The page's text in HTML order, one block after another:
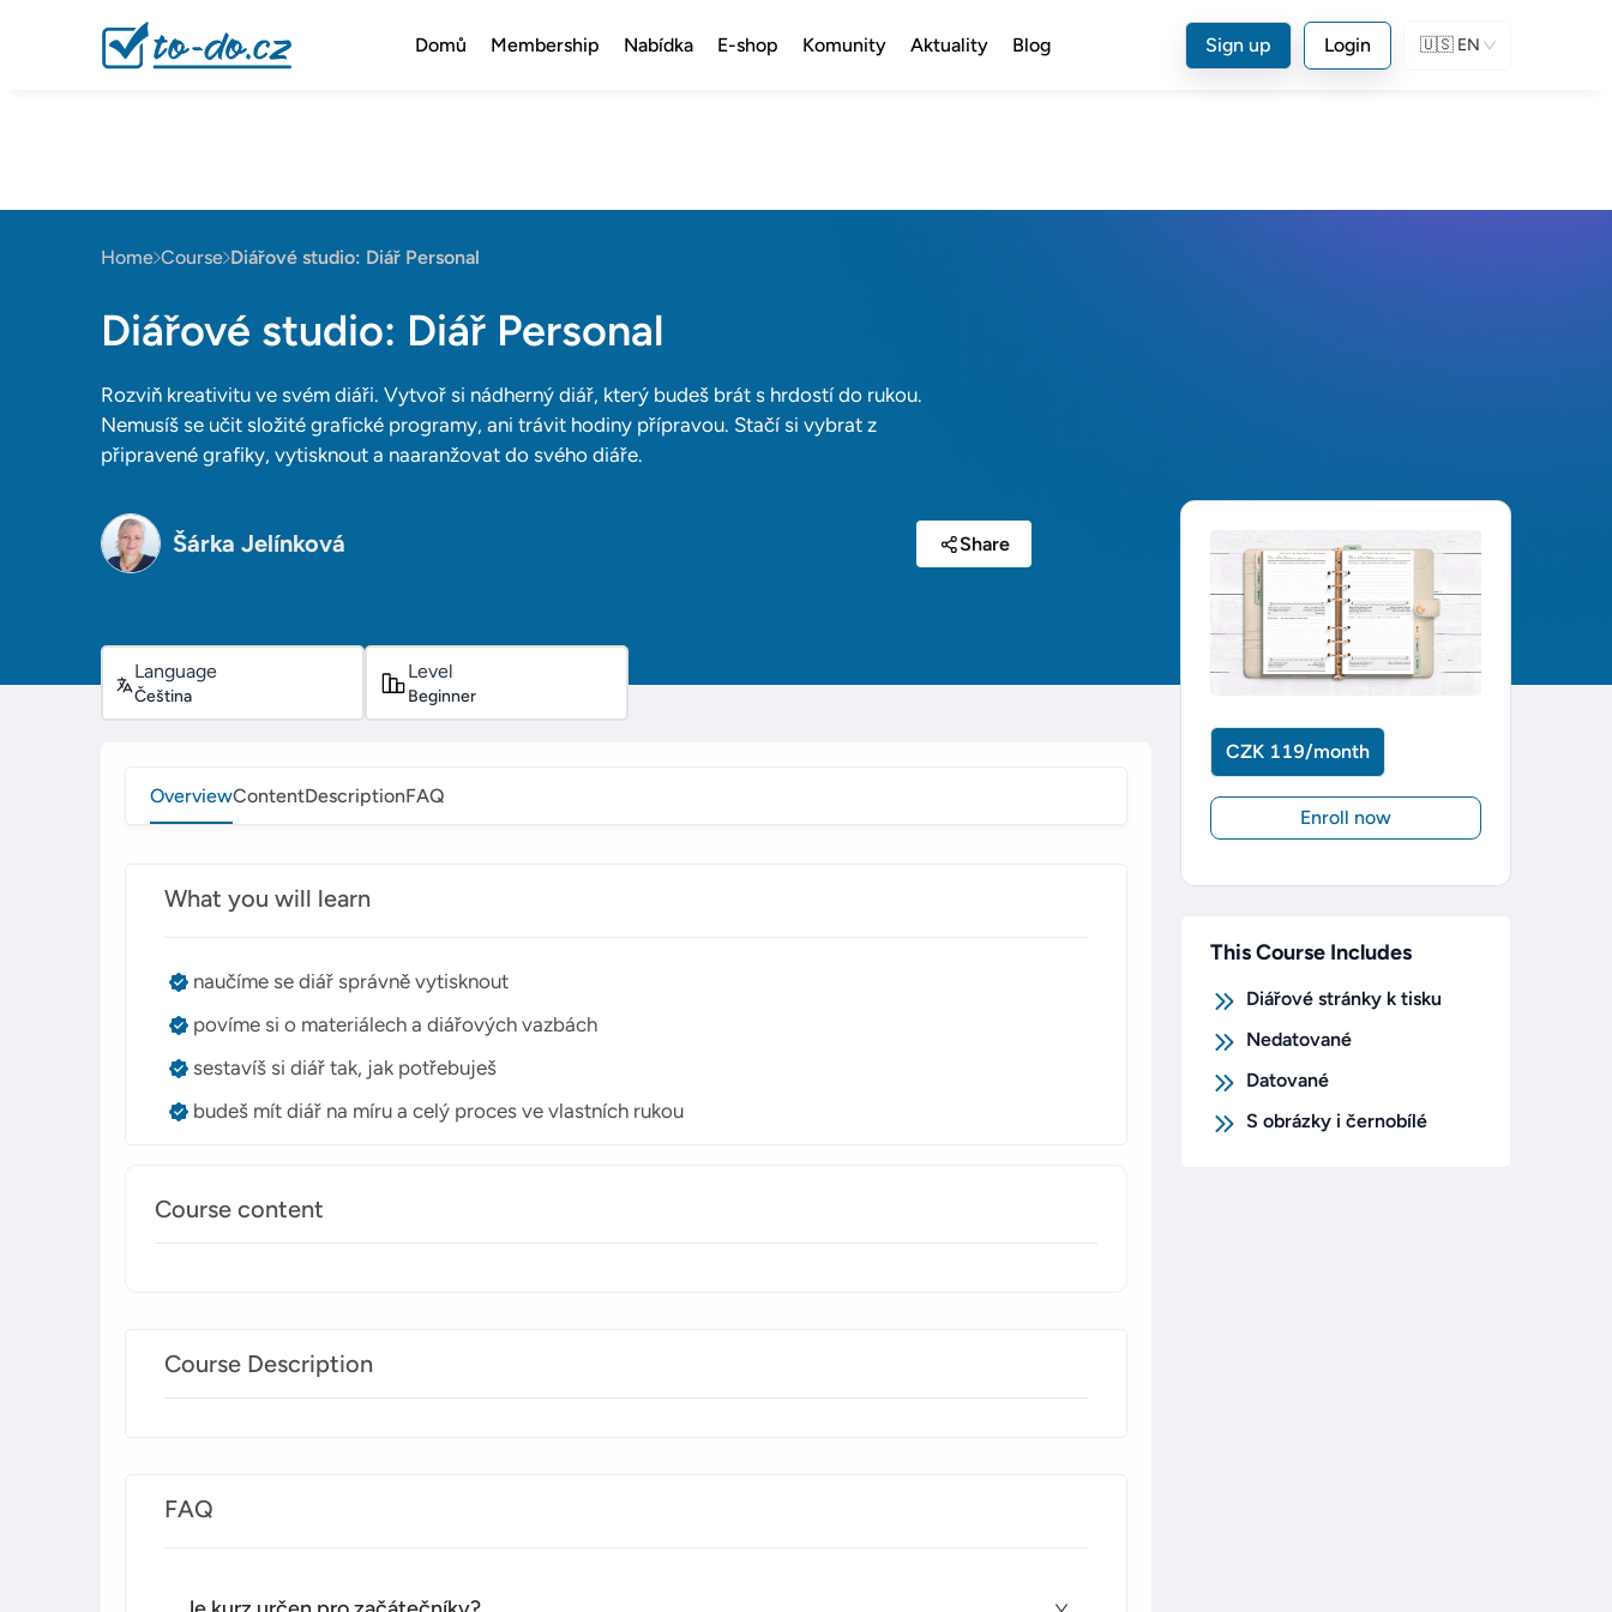
Domů Membership Nabídka E-shop Komunity Aktuality Blog Sign up Login 🇺🇸 EN
Home Course Diářové studio: Diář Personal
Diářové studio: Diář Personal
Rozviň kreativitu ve svém diáři. Vytvoř si nádherný diář, který budeš brát s hrdostí do rukou.
Nemusíš se učit složité grafické programy, ani trávit hodiny přípravou. Stačí si vybrat z
připravené grafiky, vytisknout a naaranžovat do svého diáře.
Šárka Jelínková Share
Language
Čeština
Level
Beginner
OverviewContentDescriptionFAQ
What you will learn
naučíme se diář správně vytisknout
povíme si o materiálech a diářových vazbách
sestavíš si diář tak, jak potřebuješ
budeš mít diář na míru a celý proces ve vlastních rukou
Course content
Course Description
FAQ
CZK 119/month
Enroll now
This Course Includes
Diářové stránky k tisku
Nedatované
Datované
S obrázky i černobílé